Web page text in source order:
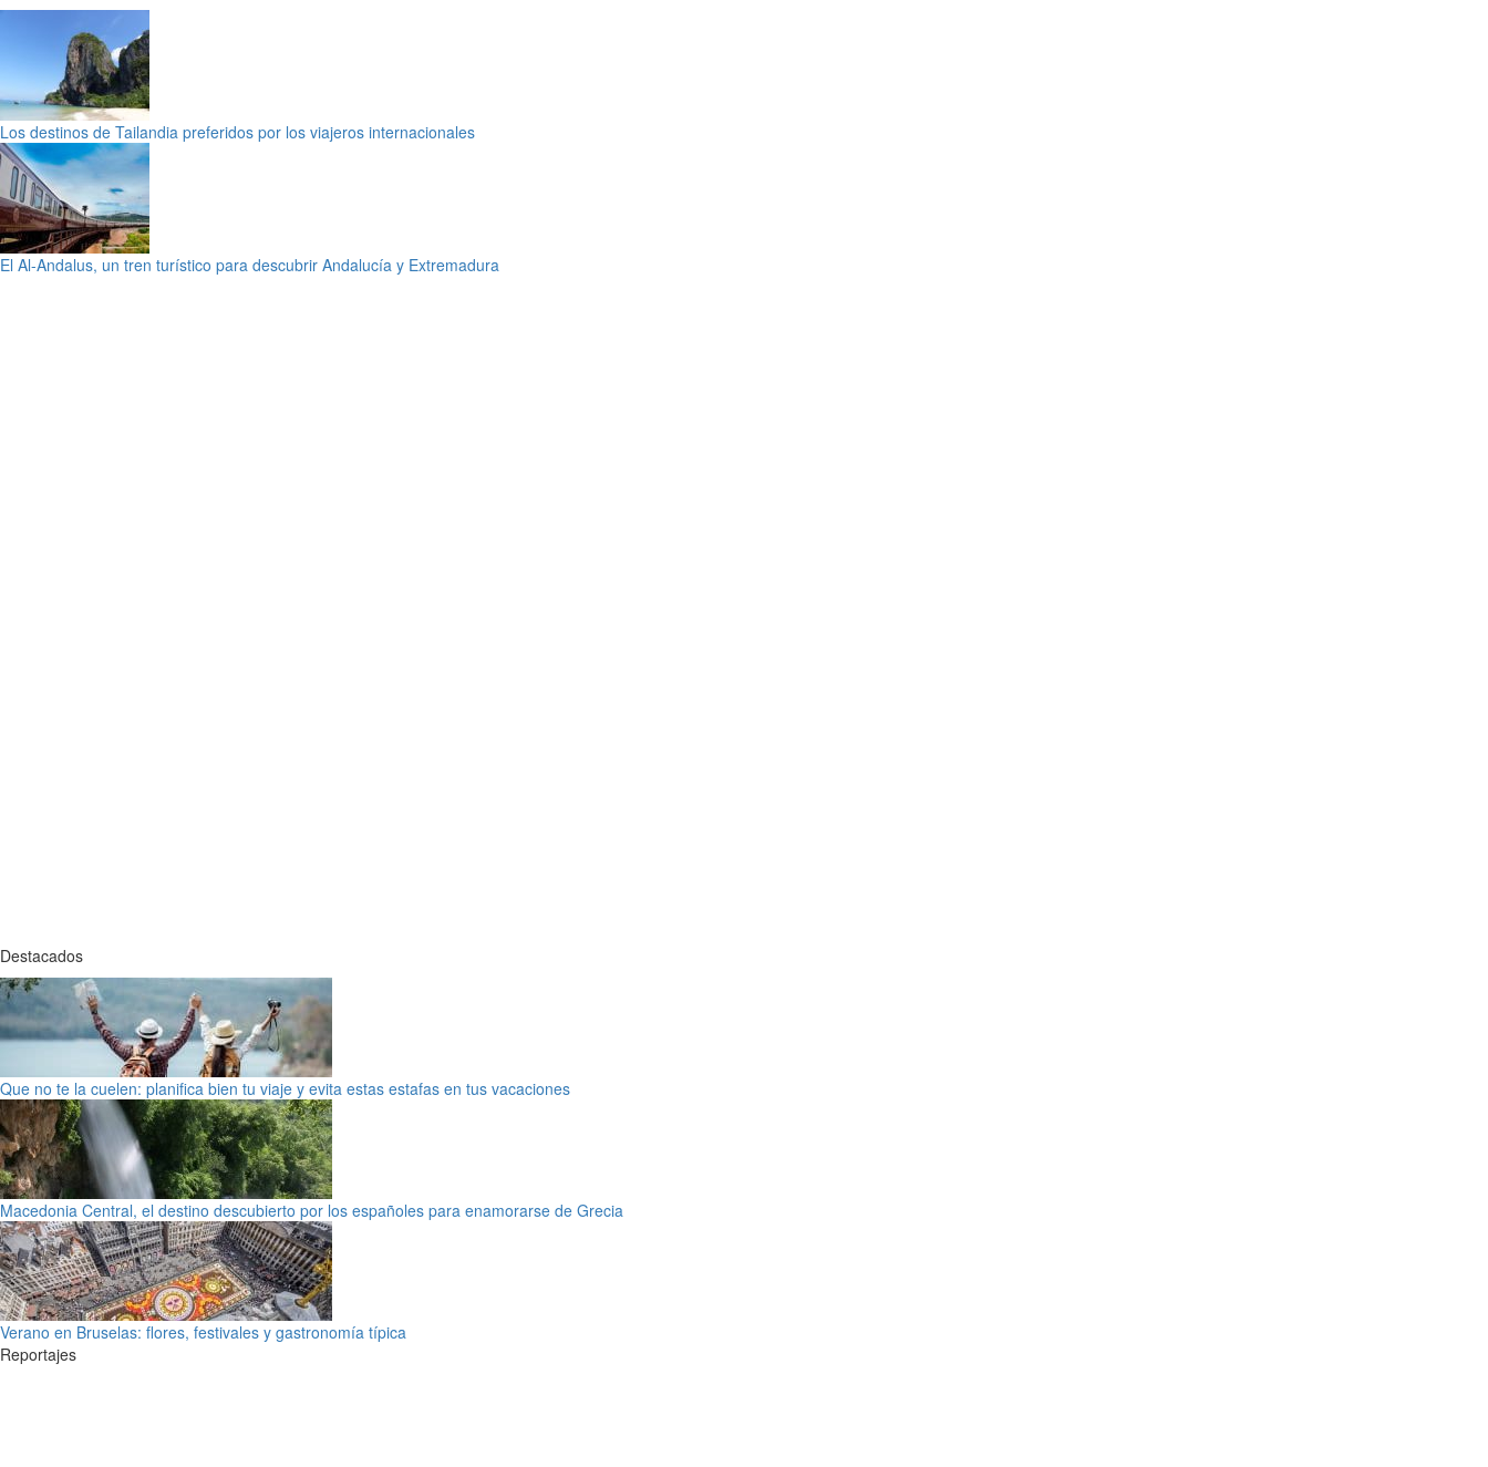
Los destinos de Tailandia preferidos por los viajeros internacionales
El Al-Andalus, un tren turístico para descubrir Andalucía y Extremadura
Destacados
Que no te la cuelen: planifica bien tu viaje y evita estas estafas en tus vacaciones
Macedonia Central, el destino descubierto por los españoles para enamorarse de Grecia
Verano en Bruselas: flores, festivales y gastronomía típica
Reportajes